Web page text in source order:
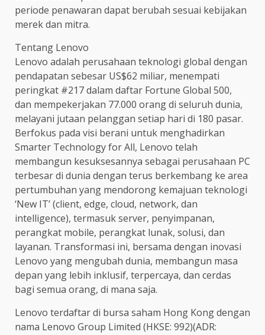
periode penawaran dapat berubah sesuai kebijakan
merek dan mitra.
Tentang Lenovo
Lenovo adalah perusahaan teknologi global dengan
pendapatan sebesar US$62 miliar, menempati
peringkat #217 dalam daftar Fortune Global 500,
dan mempekerjakan 77.000 orang di seluruh dunia,
melayani jutaan pelanggan setiap hari di 180 pasar.
Berfokus pada visi berani untuk menghadirkan
Smarter Technology for All, Lenovo telah
membangun kesuksesannya sebagai perusahaan PC
terbesar di dunia dengan terus berkembang ke area
pertumbuhan yang mendorong kemajuan teknologi
‘New IT’ (client, edge, cloud, network, dan
intelligence), termasuk server, penyimpanan,
perangkat mobile, perangkat lunak, solusi, dan
layanan. Transformasi ini, bersama dengan inovasi
Lenovo yang mengubah dunia, membangun masa
depan yang lebih inklusif, terpercaya, dan cerdas
bagi semua orang, di mana saja.
Lenovo terdaftar di bursa saham Hong Kong dengan
nama Lenovo Group Limited (HKSE: 992)(ADR: